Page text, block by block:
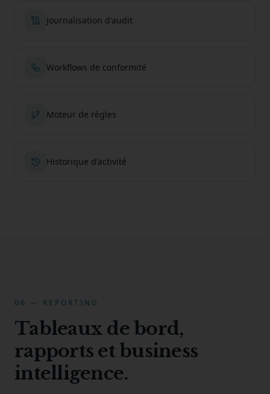
Journalisation d'audit
Workflows de conformité
Moteur de règles
Historique d'activité
06 — REPORTING
Tableaux de bord,
rapports et business
intelligence.